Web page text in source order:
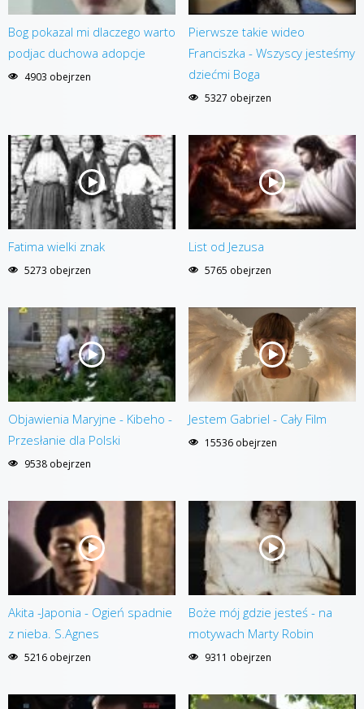
Bog pokazal mi dlaczego warto
podjac duchowa adopcje
4903 obejrzen
Pierwsze takie wideo
Franciszka - Wszyscy jesteśmy
dziećmi Boga
5327 obejrzen
Fatima wielki znak
5273 obejrzen
List od Jezusa
5765 obejrzen
Objawienia Maryjne - Kibeho -
Przesłanie dla Polski
9538 obejrzen
Jestem Gabriel - Cały Film
15536 obejrzen
Akita -Japonia - Ogień spadnie
z nieba. S.Agnes
5216 obejrzen
Boże mój gdzie jesteś - na
motywach Marty Robin
9311 obejrzen